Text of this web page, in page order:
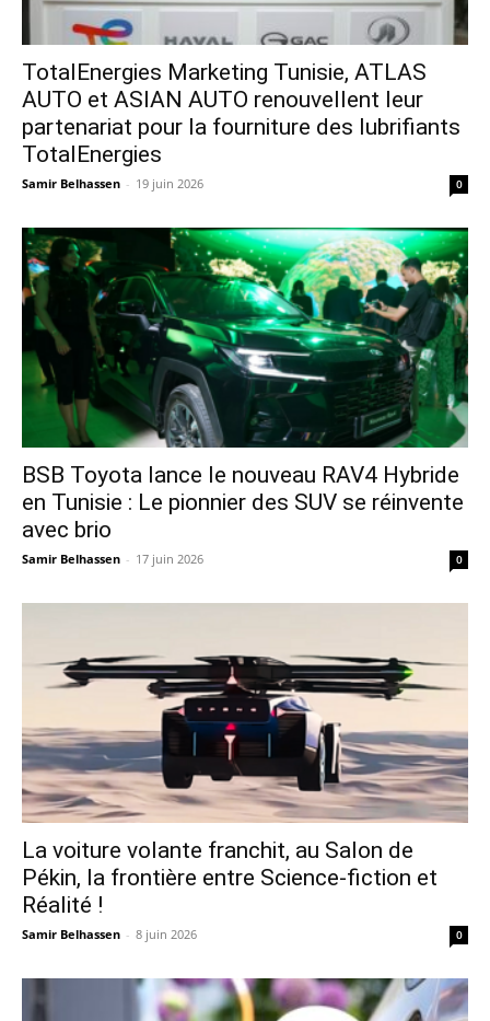
TotalEnergies Marketing Tunisie, ATLAS
AUTO et ASIAN AUTO renouvellent leur
partenariat pour la fourniture des lubrifiants
TotalEnergies
Samir Belhassen - 19 juin 2026 0
​BSB Toyota lance le nouveau RAV4 Hybride
en Tunisie : Le pionnier des SUV se réinvente
avec brio
Samir Belhassen - 17 juin 2026 0
La voiture volante franchit, au Salon de
Pékin, la frontière entre Science-fiction et
Réalité !
Samir Belhassen - 8 juin 2026 0